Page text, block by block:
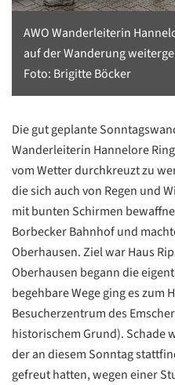
AWO Wanderleiterin
auf der Wanderung
Foto: Brigitte Böcker
Die gut geplante
Wanderleiterin Hannelore
vom Wetter durchkreuzt zu
die sich auch von Regen und
mit bunten Schirmen
Borbecker Bahnhof und
Oberhausen. Ziel war Haus
Oberhausen begann die
begehbare Wege ging es zum
Besucherzentrum des
historischem Grund). Schade
der an diesem Sonntag
gefreut hatten, wegen einer